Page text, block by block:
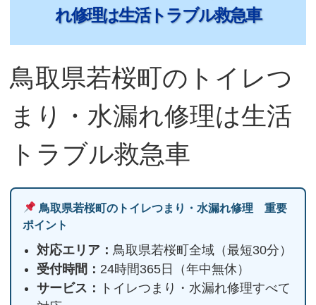
れ修理は生活トラブル救急車
鳥取県若桜町のトイレつ
まり・水漏れ修理は生活
トラブル救急車
鳥取県若桜町のトイレつまり・水漏れ修理 重要
ポイント
対応エリア： 鳥取県若桜町全域（最短30分）
受付時間： 24時間365日（年中無休）
サービス：
トイレつまり・水漏れ修理すべて